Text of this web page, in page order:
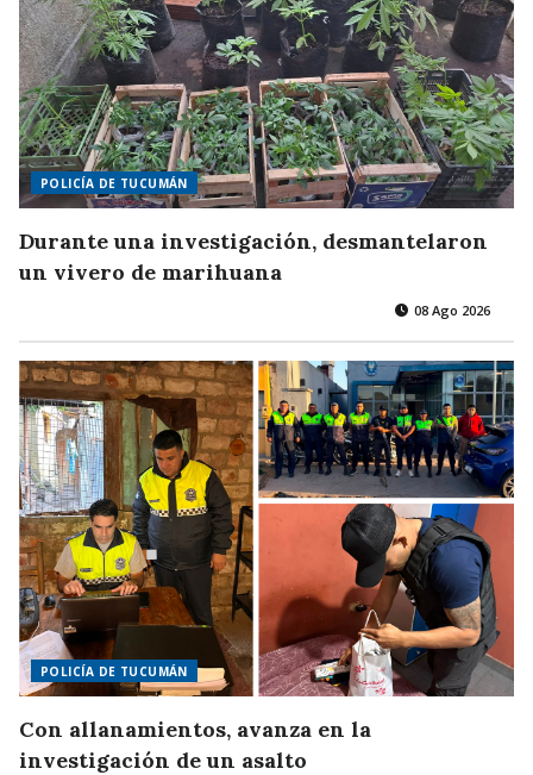
POLICÍA DE TUCUMÁN
Durante una investigación, desmantelaron
un vivero de marihuana
08 Ago 2026
POLICÍA DE TUCUMÁN
Con allanamientos, avanza en la
investigación de un asalto